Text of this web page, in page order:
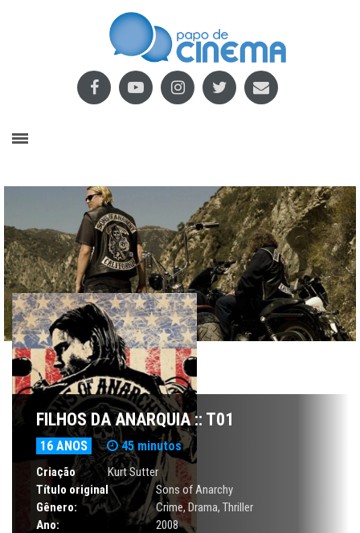
FILHOS DA ANARQUIA :: T01
16 ANOS 45 minutos
Criação
Kurt Sutter
Título original
Sons of Anarchy
Gênero:
Crime, Drama, Thriller
Ano:
2008